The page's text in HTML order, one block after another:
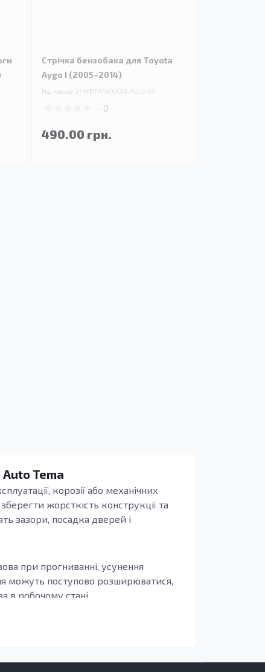
Стрічка бензобака для Toyota
Aygo I (2005–2014)
Код товару: 21.WBTANKXXXX.ALL.0.00
0
490.00 грн.
Tema
корозії або механічних
жорсткість конструкції та
зазори, посадка дверей і
при прогниванні, усунення
можуть поступово розширюватися,
в робочому стані.
щоб деталь повторювала заводські